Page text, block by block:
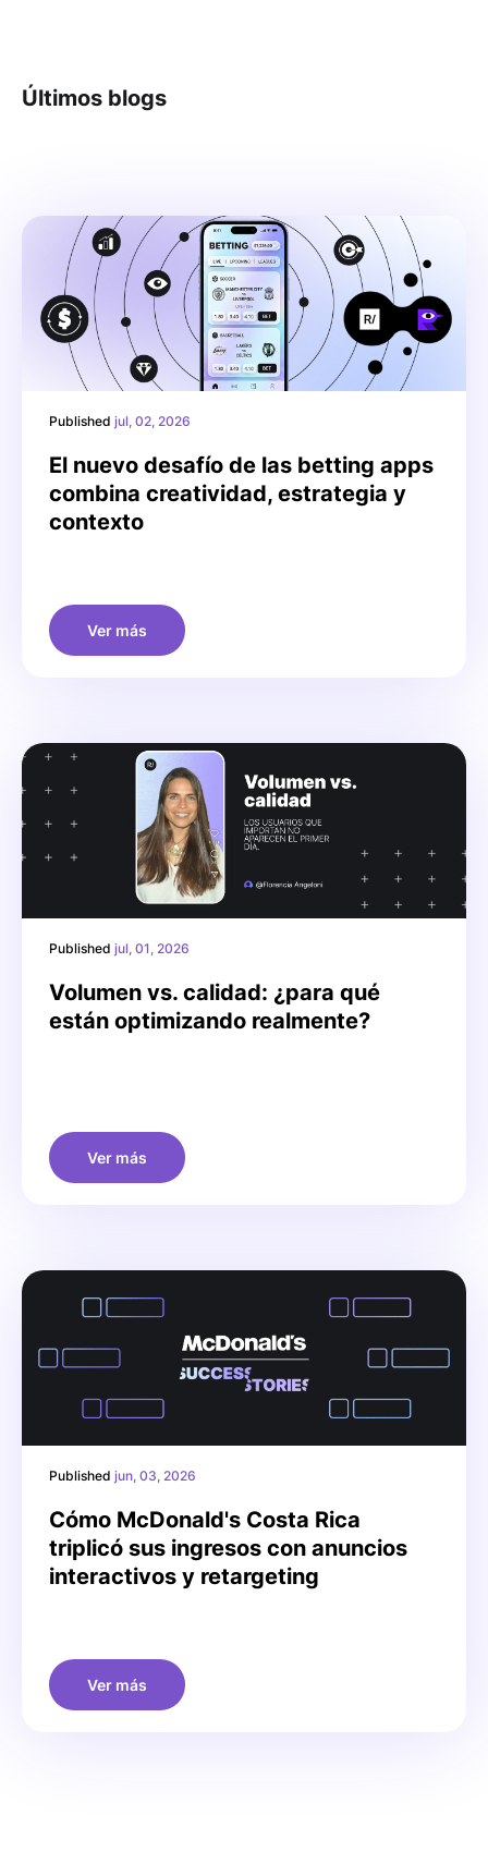
Últimos blogs
Published jul, 02, 2026
El nuevo desafío de las betting apps
combina creatividad, estrategia y
contexto
Ver más
Published jul, 01, 2026
Volumen vs. calidad: ¿para qué
están optimizando realmente?
Ver más
Published jun, 03, 2026
Cómo McDonald's Costa Rica
triplicó sus ingresos con anuncios
interactivos y retargeting
Ver más